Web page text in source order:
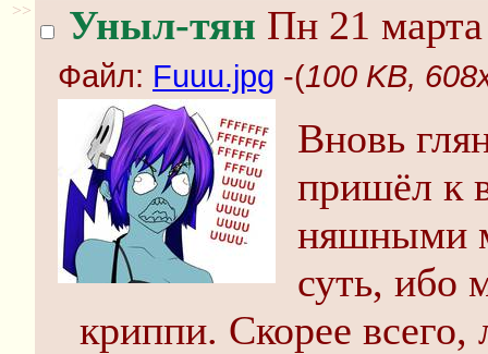
>> Уныл-тян Пн 21
Файл: Fuuu.jpg -(100 KB,
Вновь
пришёл к
няшными
суть, ибо
криппи. Скорее